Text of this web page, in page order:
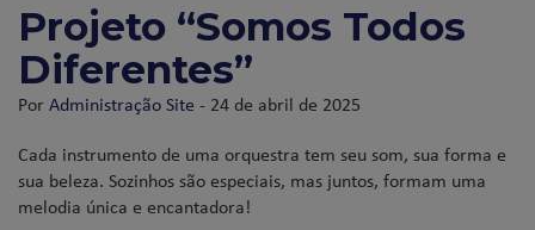
Projeto “Somos Todos
Diferentes”
PorAdministração Site - 24 de abril de 2025
Cada instrumento de uma orquestra tem seu som, sua forma e
sua beleza. Sozinhos são especiais, mas juntos, formam uma
melodia única e encantadora!